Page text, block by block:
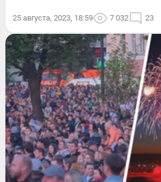
25 августа, 2023, 18:59 7 032 23